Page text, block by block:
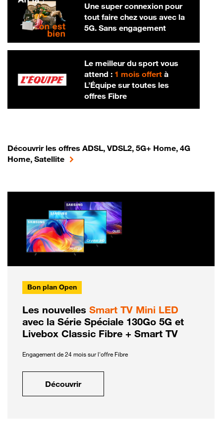
Une super connexion pour
tout faire chez vous avec la
5G. Sans engagement
Le meilleur du sport vous
attend : 1 mois offertà
L’Équipe sur toutes les
offres Fibre
Découvrir les offres ADSL, VDSL2, 5G+ Home, 4G
Home, Satellite
Bon plan Open
Les nouvelles Smart TV Mini LED
avec la Série Spéciale 130Go 5G et
Livebox Classic Fibre + Smart TV
Engagement de 24 mois sur l'offre Fibre
Découvrir